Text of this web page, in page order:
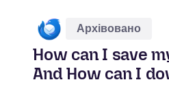
Архівовано
How can I save
And How can I